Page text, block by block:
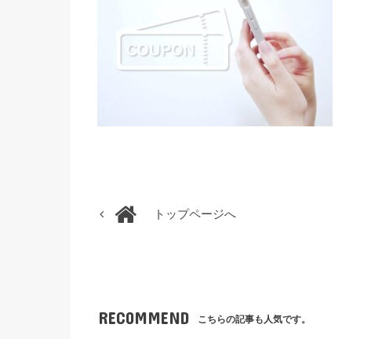
トップページへ
RECOMMEND こちらの記事も人気です。